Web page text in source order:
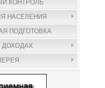
КОНТРОЛЬ
НАСЕЛЕНИЯ
ПОДГОТОВКА
ДОХОДАХ